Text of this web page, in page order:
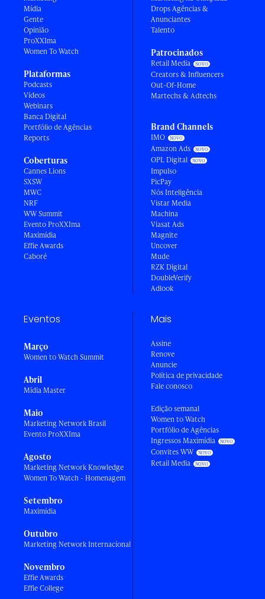
Mídia
Gente
Opinião
ProXXIma
Women To Watch
Plataformas
Podcasts
Vídeos
Webinars
Banca Digital
Portfólio de Agências
Reports
Coberturas
Cannes Lions
SXSW
MWC
NRF
WW Summit
Evento ProXXIma
Maximídia
Effie Awards
Caboré
Drops Agências &
Anunciantes
Talento
Patrocinados
Retail Media
Creators & Influencers
Out-Of-Home
Martechs & Adtechs
Brand Channels
IMO
Amazon Ads
OPL Digital
Impulso
PicPay
Nós Inteligência
Vistar Media
Machina
Viasat Ads
Magnite
Uncover
Mude
RZK Digital
DoubleVerify
Adlook
Eventos
Março
Women to Watch Summit
Abril
Mídia Master
Maio
Marketing Network Brasil
Evento ProXXIma
Agosto
Marketing Network Knowledge
Women To Watch - Homenagem
Setembro
Maximídia
Outubro
Marketing Network Internacional
Novembro
Effie Awards
Effie College
Mais
Assine
Renove
Anuncie
Política de privacidade
Fale conosco
Edição semanal
Women to Watch
Portfólio de Agências
Ingressos Maximídia
Convites WW
Retail Media